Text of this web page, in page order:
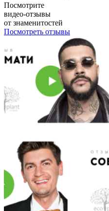
Посмотрите
видео-отзывы
от знаменитостей
Посмотреть отзывы